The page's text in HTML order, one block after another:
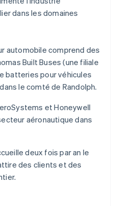
dans les domaines
automobile comprend des
Built Buses (une filiale
batteries pour véhicules
le comté de Randolph.
et Honeywell
aéronautique dans
deux fois par an le
des clients et des